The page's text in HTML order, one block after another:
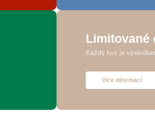
Limitované
Každý kus je
Více informací